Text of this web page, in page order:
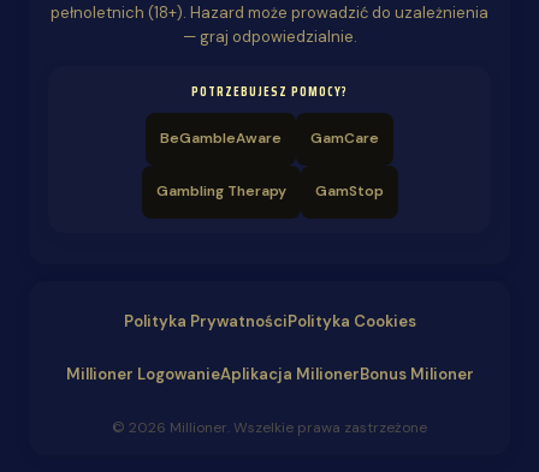
pełnoletnich (18+). Hazard może prowadzić do uzależnienia
— graj odpowiedzialnie.
POTRZEBUJESZ POMOCY?
BeGambleAware GamCare
Gambling Therapy GamStop
Polityka PrywatnościPolityka Cookies
Millioner LogowanieAplikacja MilionerBonus Milioner
© 2026 Millioner. Wszelkie prawa zastrzeżone